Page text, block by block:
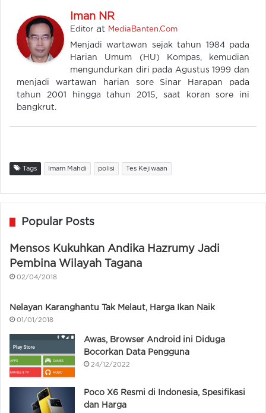
Iman NR
Editor at MediaBanten.Com
Menjadi wartawan sejak tahun 1984 pada
Harian Umum (HU) Kompas, kemudian
mengundurkan diri pada Agustus 1999 dan
menjadi wartawan harian sore Sinar Harapan pada
tahun 2001 hingga tahun 2015, saat koran sore ini
bangkrut.
Tags Imam Mahdi polisi Tes Kejiwaan
Popular Posts
Mensos Kukuhkan Andika Hazrumy Jadi
Pembina Wilayah Tagana
02/04/2018
Nelayan Karanghantu Tak Melaut, Harga Ikan Naik
01/01/2018
Awas, Browser Android ini Diduga
Bocorkan Data Pengguna
24/12/2022
Poco X6 Resmi di Indonesia, Spesifikasi
dan Harga